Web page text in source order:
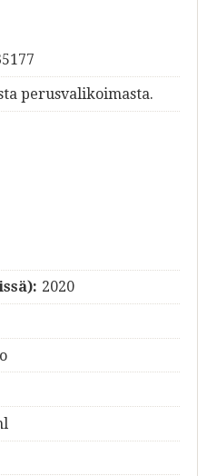
perusvalikoimasta.
2020